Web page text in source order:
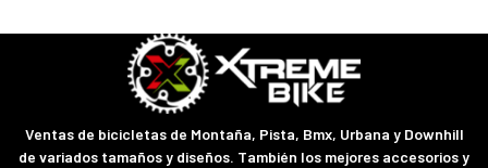
Ventas de bicicletas de Montaña, Pista, Bmx, Urbana y Downhill
de variados tamaños y diseños. También los mejores accesorios y